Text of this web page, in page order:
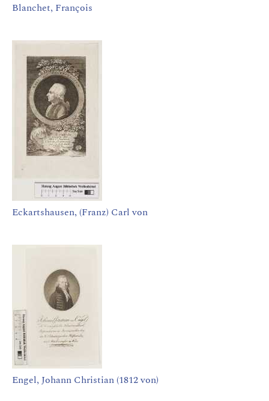
Blanchet, François
Eckartshausen, (Franz) Carl von
Engel, Johann Christian (1812 von)